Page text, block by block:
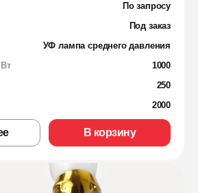
По запросу
Под заказ
УФ лампа среднего давления
1000
250
2000
В корзину